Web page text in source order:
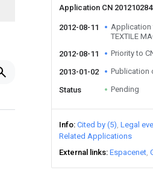
Application CN
2012-08-11
Application
TEXTILE
2012-08-11
Priority to
2013-01-02 Publication
Status Pending
Info Cited by (5) Legal
Related Applications
External links Espacenet